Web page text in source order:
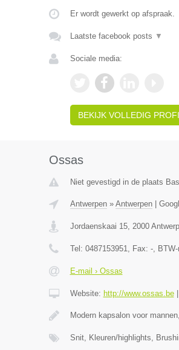
Er wordt gewerkt op afspraak.
Laatste facebook posts ▼
Sociale media:
BEKIJK VOLLEDIG
Ossas
Niet gevestigd in de plaats
Antwerpen» Antwerpen|
Jordaenskaai 15, 2000
Tel: 0487153951, Fax: -, BTW-
E-mail › Ossas
Website: http://www.ossas.be|
Modern kapsalon voor
Snit, Kleuren/highlights,